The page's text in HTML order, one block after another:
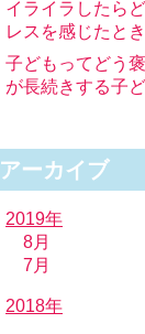
イライラしたら
レスを感じたと
子どもってどう
が長続きする子
アーカイブ
2019年
8月
7月
2018年